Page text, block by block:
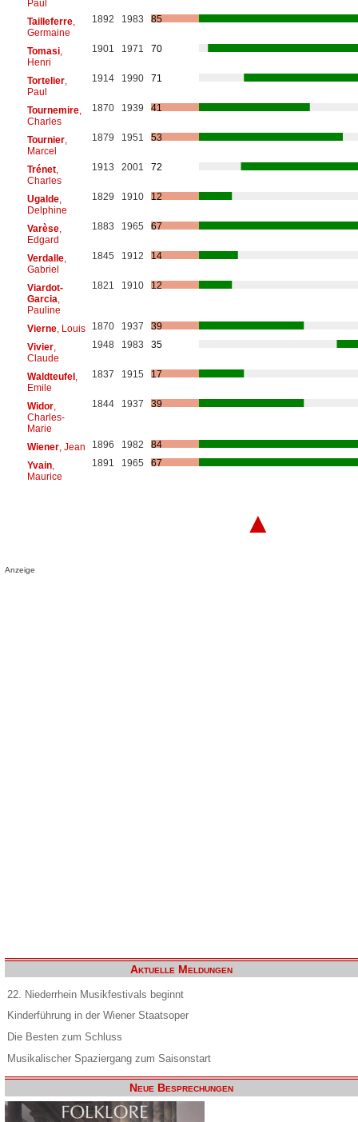
Paul
Tailleferre,
Germaine
1892 1983 85
Tomasi,
Henri
1901 1971 70
Tortelier,
Paul
1914 1990 71
Tournemire,
Charles
1870 1939 41
Tournier,
Marcel
1879 1951 53
Trénet,
Charles
1913 2001 72
Ugalde,
Delphine
1829 1910 12
Varèse,
Edgard
1883 1965 67
Verdalle,
Gabriel
1845 1912 14
Viardot-
Garcia
Pauline
1821 1910 12
Vierne, Louis 1870 1937
39
Vivier,
Claude
1948 1983 35
Waldteufel,
Emile
1837 1915 17
Widor,
Charles-
Marie
1844 1937 39
Wiener, Jean 1896 1982
84
Yvain,
Maurice
1891 1965 67
▲
Anzeige
Aktuelle Meldungen
22. Niederrhein Musikfestivals beginnt
Kinderführung in der Wiener Staatsoper
Die Besten zum Schluss
Musikalischer Spaziergang zum Saisonstart
Neue Besprechungen